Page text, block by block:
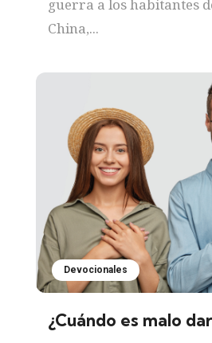
guerra a los habitantes
China,...
Devocionales
¿Cuándo es malo